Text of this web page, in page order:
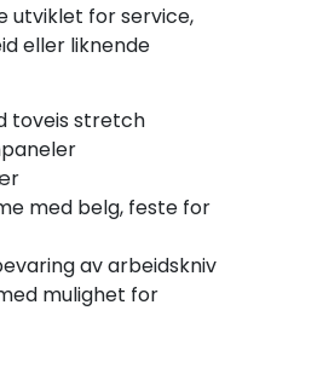
utviklet for service,
eller liknende
toveis stretch
med belg, feste for
av arbeidskniv
mulighet for